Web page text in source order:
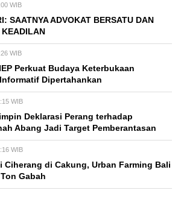
WIB
SAATNYA ADVOKAT BERSATU DAN
KEADILAN
WIB
Perkuat Budaya Keterbukaan
Dipertahankan
WIB
Deklarasi Perang terhadap
Abang Jadi Target Pemberantasan
WIB
Ciherang di Cakung, Urban Farming Bali
Gabah